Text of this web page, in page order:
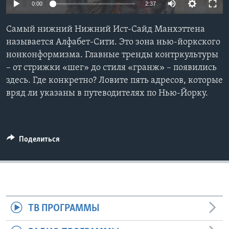
СОЦИАЛЬНЫЕ СЕТИ
Языки
0:00 2:37
Самый нижний Нижний Ист-Сайд Манхэттена
называется Алфабет-Сити. Это зона нью-йоркского
нонконформизма. Главные тренды контркультуры
– от стрижки «шег» до стиля «гранж» – появились
здесь. Где конкретно? Ловите пять адресов, которые
вряд ли указаны в путеводителях по Нью-Йорку.
Поделиться
ТВ ПРОГРАММЫ